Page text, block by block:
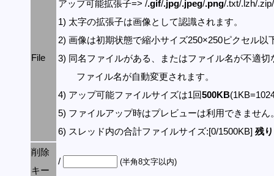
File
アップ可能拡張子=> /.gif/.jpg/.jpeg/.png/.txt/.lzh/
1) 太字の拡張子は画像として認識されます。
2) 画像は初期状態で縮小サイズ250×250ピクセル以
3) 同名ファイルがある、またはファイル名が不適切
ファイル名が自動変更されます。
4) アップ可能ファイルサイズは1回500KB
5) ファイルアップ時はプレビューは利用できません
6) スレッド内の合計ファイルサイズ:[0/1500KB] 残
削除
キー
/ (半角8文字以内)